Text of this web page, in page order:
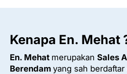
Kenapa En. Mehat
En. Mehat merupakan Sales
Berendam yang sah